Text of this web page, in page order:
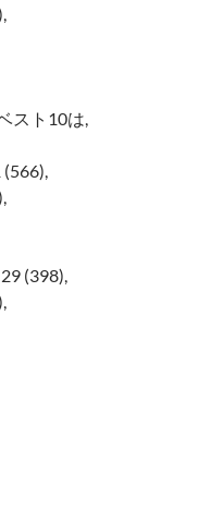
スト10は,
(566),
(398),